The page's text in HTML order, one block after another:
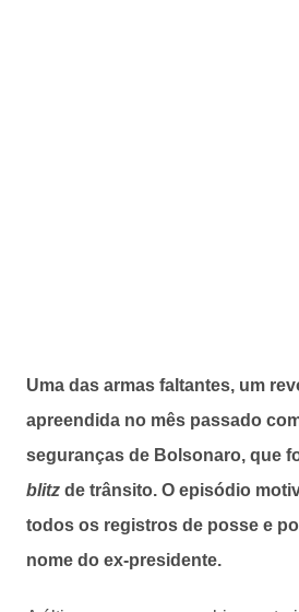
Uma das armas faltantes, um
apreendida no mês passado
seguranças de Bolsonaro, que
blitz de trânsito. O episódio
todos os registros de posse e
nome do ex-presidente.